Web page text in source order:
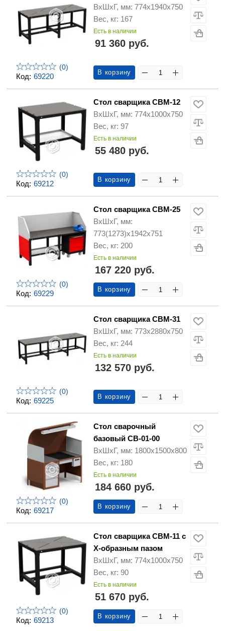
Код: 69220
(0)
ВхШхГ, мм: 774х1940х750
Вес, кг: 167
Есть в наличии
91 360 руб.
В корзину
Код: 69212
(0)
Стол сварщика СВМ-12
ВхШхГ, мм: 774х1000х750
Вес, кг: 97
Есть в наличии
55 480 руб.
В корзину
Код: 69229
(0)
Стол сварщика СВМ-25
ВхШхГ, мм:
773(1273)х1942х751
Вес, кг: 200
Есть в наличии
167 220 руб.
В корзину
Код: 69225
(0)
Стол сварщика СВМ-31
ВхШхГ, мм: 773х2880х750
Вес, кг: 244
Есть в наличии
132 570 руб.
В корзину
Код: 69217
(0)
Стол сварочный
базовый СВ-01-00
ВхШхГ, мм: 1800x1500x800
Вес, кг: 180
Есть в наличии
184 660 руб.
В корзину
Код: 69213
(0)
Стол сварщика СВМ-11 с
Х-образным пазом
ВхШхГ, мм: 774х1000х750
Вес, кг: 90
Есть в наличии
51 670 руб.
В корзину